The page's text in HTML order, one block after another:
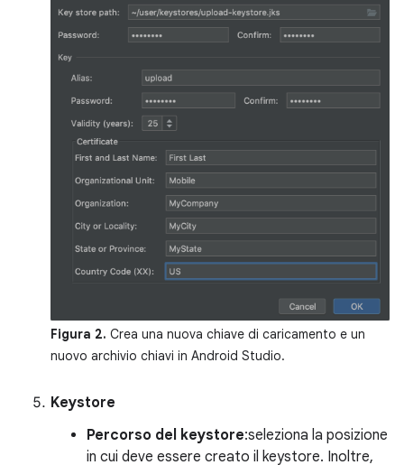
Figura 2. Crea una nuova chiave di caricamento e un
nuovo archivio chiavi in Android Studio.
Keystore
Percorso del keystore:seleziona la posizione
in cui deve essere creato il keystore. Inoltre,